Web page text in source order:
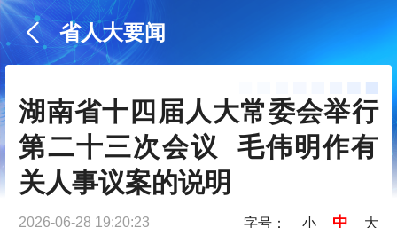
省人大要闻
湖南省十四届人大常委会举行
第二十三次会议  毛伟明作有
关人事议案的说明
2026-06-28 19:20:23 字号： 小 中 大